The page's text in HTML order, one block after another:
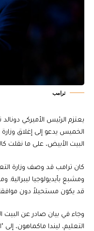
ترامب
يعتزم الرئيس الأميركي
الخميس يدعو إلى إغلاق
البيت الأبيض، على ما نقلت
كان ترامب قد وصف وزارة
ومشبع بأيديولوجيا ليبرالية.
قد يكون مستحيلاً دون موافقة
وجاء في بيان صادر عن البيت
التعليم، ليندا ماكماهون،